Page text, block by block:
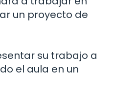
un proyecto de
su trabajo a
el aula en un